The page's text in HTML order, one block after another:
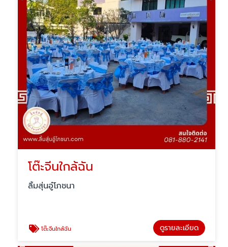
โต๊ะจีนใกล้ฉัน
ลิ้มสุ่นอู๋โภชนา
โต๊ะจีนใกล้ฉัน ดูรายละเอียด